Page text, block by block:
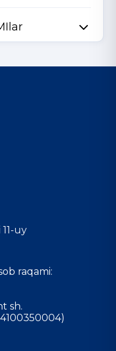
uy
raqami:
sh.